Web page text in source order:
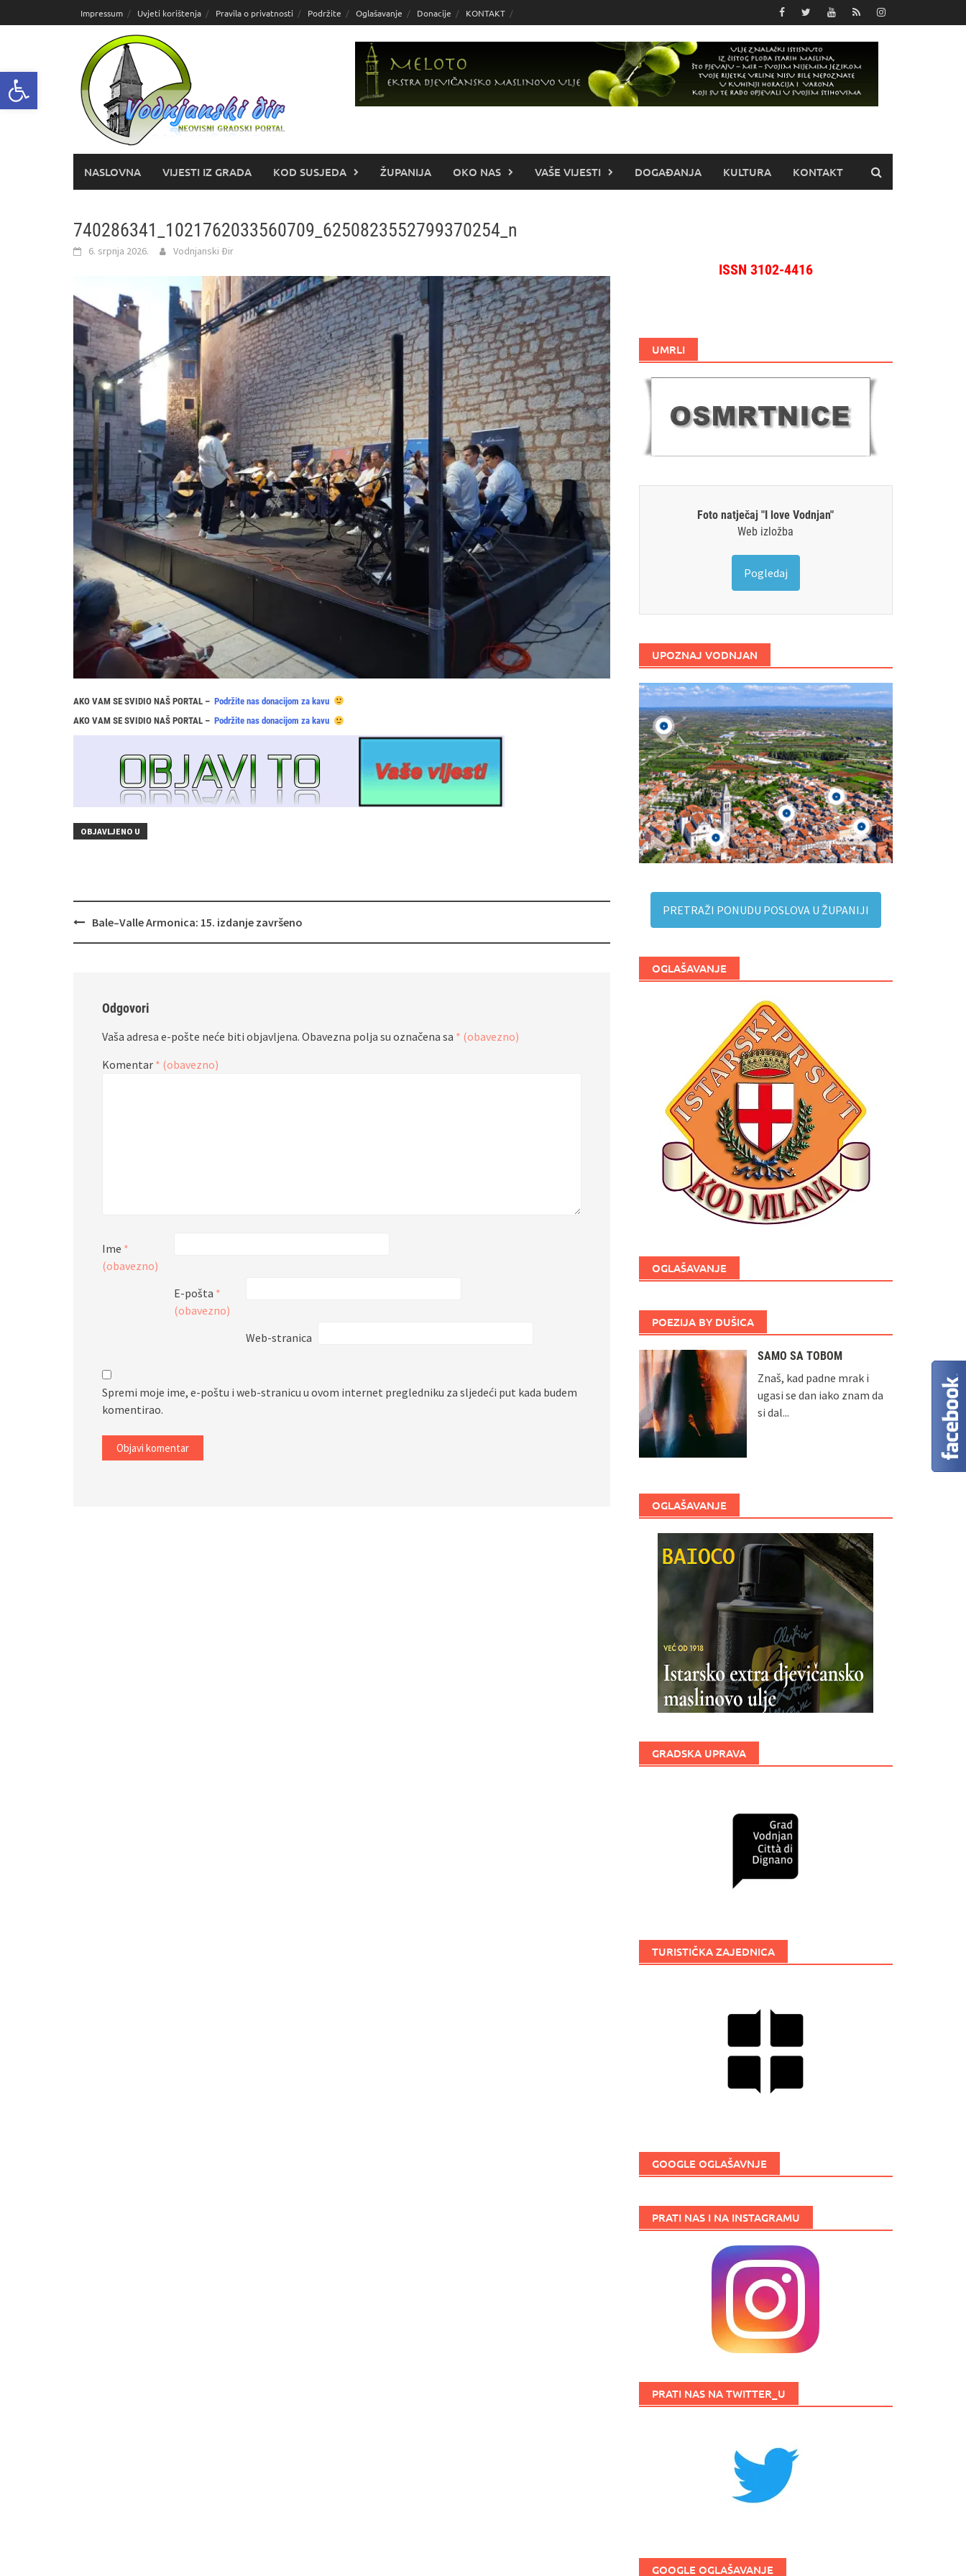
Open toolbar
do
Impressum Uvjeti korištenja Pravila o privatnosti Podržite Oglašavanje Donacije KONTAKT
NASLOVNA VIJESTI IZ GRADA KOD SUSJEDA ŽUPANIJA OKO NAS VAŠE VIJESTI DOGAĐANJA KULTURA KONTAKT
740286341_1021762033560709_6250823552799370254_n
6. srpnja 2026. Vodnjanski Đir
AKO VAM SE SVIDIO NAŠ PORTAL – Podržite nas donacijom za kavu
AKO VAM SE SVIDIO NAŠ PORTAL – Podržite nas donacijom za kavu
OBJAVLJENO U
Navigacija
Bale–Valle Armonica: 15. izdanje završeno
Odgovori
Vaša adresa e-pošte neće biti objavljena. Obavezna polja su označena sa * (obavezno)
Komentar * (obavezno)
Ime *
(obavezno)
E-pošta *
(obavezno)
Web-stranica
Spremi moje ime, e-poštu i web-stranicu u ovom internet pregledniku za sljedeći put kada budem
komentirao.
ISSN 3102-4416
UMRLI
Foto natječaj "I love Vodnjan"
Web izložba
Pogledaj
UPOZNAJ VODNJAN
PRETRAŽI PONUDU POSLOVA U ŽUPANIJI
OGLAŠAVANJE
OGLAŠAVANJE
POEZIJA BY DUŠICA
SAMO SA TOBOM
Znaš, kad padne mrak i
ugasi se dan iako znam da
si dal...
OGLAŠAVANJE
GRADSKA UPRAVA
TURISTIČKA ZAJEDNICA
GOOGLE OGLAŠAVNJE
PRATI NAS I NA INSTAGRAMU
PRATI NAS NA TWITTER_U
GOOGLE OGLAŠAVANJE